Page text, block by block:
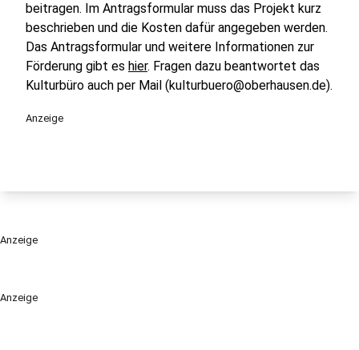
Anzeige
beitragen. Im Antragsformular muss das Projekt kurz
beschrieben und die Kosten dafür angegeben werden.
Das Antragsformular und weitere Informationen zur
Förderung gibt es hier. Fragen dazu beantwortet das
Kulturbüro auch per Mail (kulturbuero@oberhausen.de).
Anzeige
Anzeige